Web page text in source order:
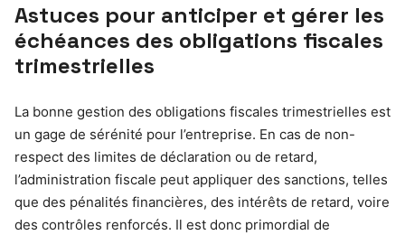
Astuces pour anticiper et gérer les
échéances des obligations fiscales
trimestrielles
La bonne gestion des obligations fiscales trimestrielles est
un gage de sérénité pour l’entreprise. En cas de non-
respect des limites de déclaration ou de retard,
l’administration fiscale peut appliquer des sanctions, telles
que des pénalités financières, des intérêts de retard, voire
des contrôles renforcés. Il est donc primordial de